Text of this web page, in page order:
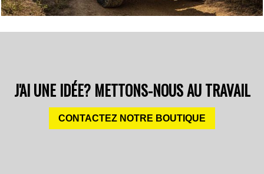
J'AI UNE IDÉE? METTONS-NOUS AU TRAVAIL
CONTACTEZ NOTRE BOUTIQUE